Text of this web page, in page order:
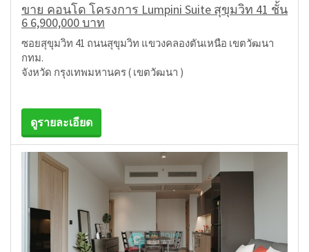
ขาย คอนโด โครงการ Lumpini Suite สุขุมวิท 41 ชั้น
6 6,900,000 บาท
ซอยสุขุมวิท 41 ถนนสุขุมวิท แขวงคลองตันเหนือ เขตวัฒนา
กทม.
จังหวัด กรุงเทพมหานคร ( เขตวัฒนา )
ดูรายละเอียด